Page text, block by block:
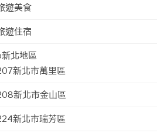
遊美食
遊住宿
北地區
新北市萬里區
新北市金山區
新北市瑞芳區